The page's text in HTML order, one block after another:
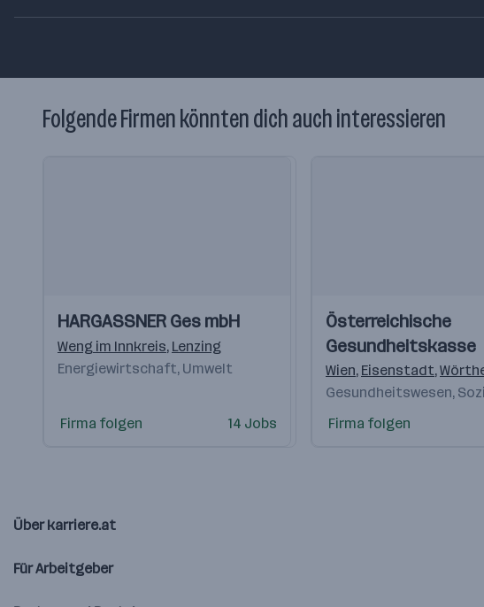
Folgende Firmen könnten dich auch interessieren
Videos
Einblicke
Einblicke
HARGASSNER Ges mbH
Weng im Innkreis, Lenzing
Energiewirtschaft, Umwelt
Firma folgen 14 Jobs
Videos
Einblicke
Einblicke
Österreichische
Gesundheitskasse
Wien, Eisenstadt,
Gesundheitswesen,
Firma folgen
Über karriere.at
Für Arbeitgeber